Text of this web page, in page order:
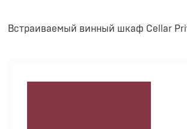
Встраиваемый винный шкаф Cellar